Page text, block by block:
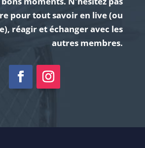
pour tout savoir en live (ou
réagir et échanger avec les
autres membres.